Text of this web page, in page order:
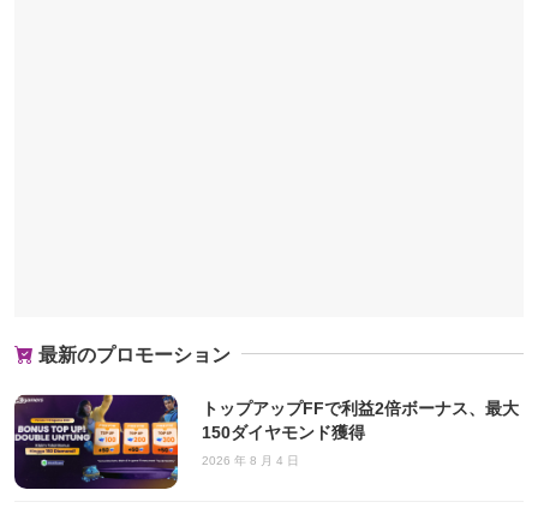
最新のプロモーション
トップアップFFで利益2倍ボーナス、最大
150ダイヤモンド獲得
2026 年 8 月 4 日